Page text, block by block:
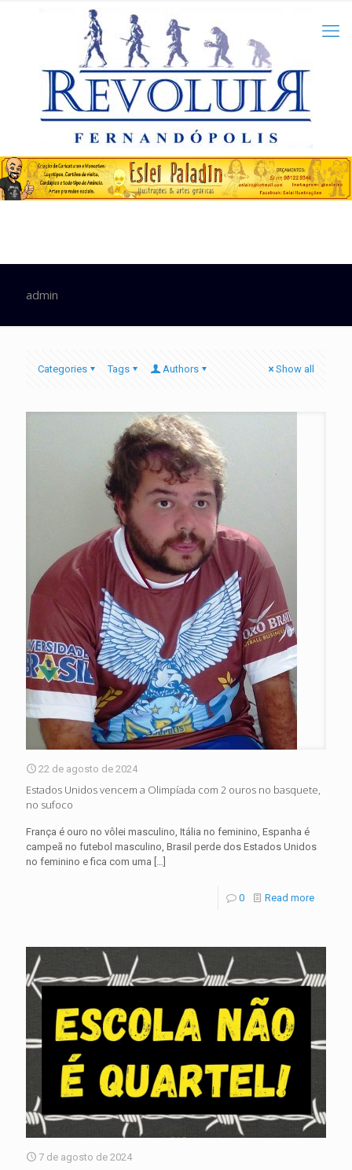
admin
Categories Tags Authors Show all
22 de agosto de 2024
Estados Unidos vencem a Olimpíada com 2 ouros no basquete,
no sufoco
França é ouro no vôlei masculino, Itália no feminino, Espanha é
campeã no futebol masculino, Brasil perde dos Estados Unidos
no feminino e fica com uma […]
0 Read more
7 de agosto de 2024